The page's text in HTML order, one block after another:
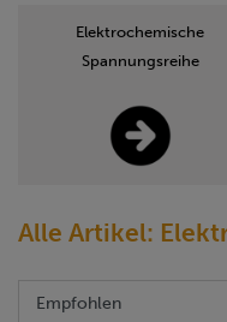
Elektrochemische
Spannungsreihe
Alle Artikel: